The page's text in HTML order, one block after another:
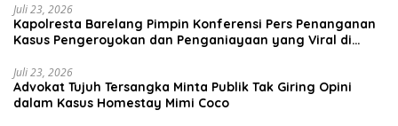
Juli 23, 2026
Kapolresta Barelang Pimpin Konferensi Pers Penanganan
Kasus Pengeroyokan dan Penganiayaan yang Viral di
Juli 23, 2026
Advokat Tujuh Tersangka Minta Publik Tak Giring Opini
dalam Kasus Homestay Mimi Coco